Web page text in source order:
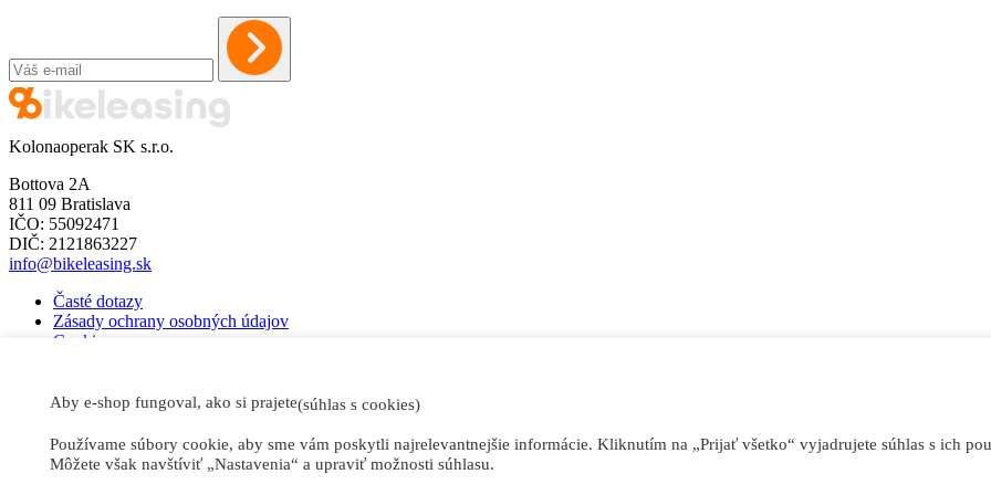
Kolonaoperak SK s.r.o.
Bottova 2A
811 09 Bratislava
IČO: 55092471
DIČ: 2121863227
info@bikeleasing.sk
Časté dotazy
Zásady ochrany osobných údajov
Cookies
Aby e-shop fungoval, ako si prajete(súhlas s cookies)
Používame súbory cookie, aby sme vám poskytli najrelevantnejšie informácie. Kliknutím na „Prijať všetko“ vyjadrujete súhlas s ich
Môžete však navštíviť „Nastavenia“ a upraviť možnosti súhlasu.